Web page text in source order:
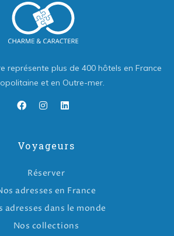
représente plus de 400 hôtels en France
et en Outre-mer.
Voyageurs
Réserver
adresses en France
adresses dans le monde
Nos collections